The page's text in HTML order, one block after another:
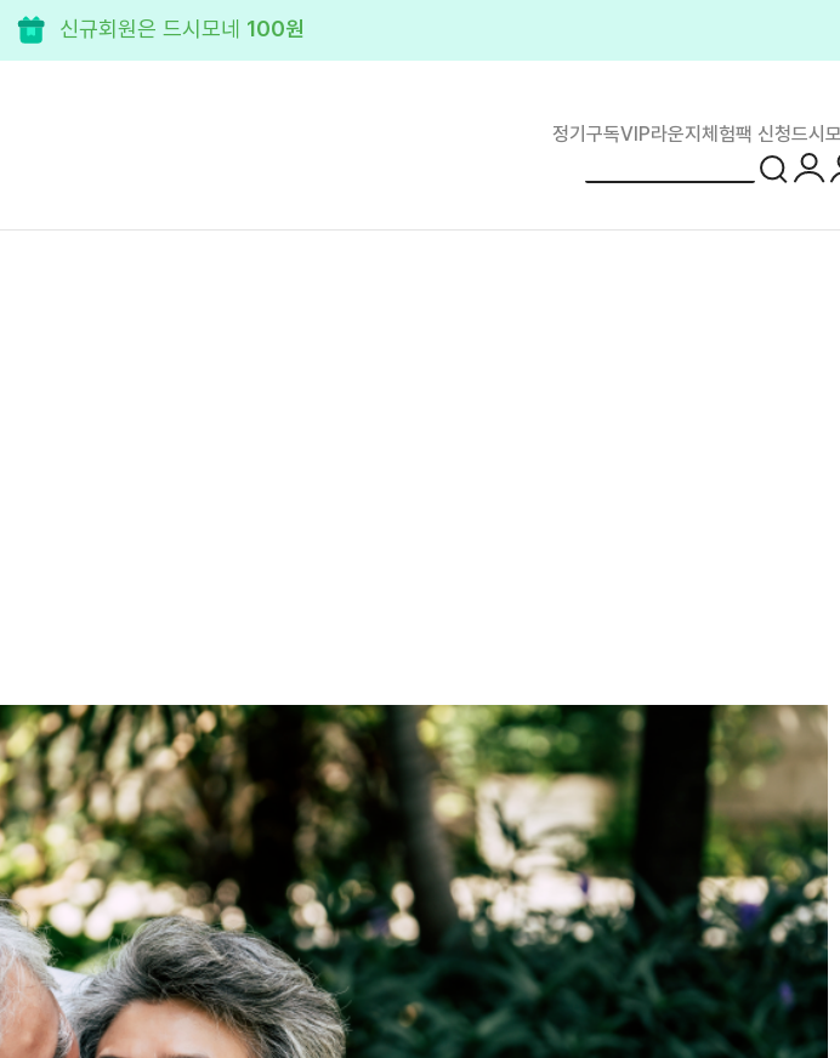
모든 제품 50% 혜택!구독 플러스
정기구독VIP라운지 체험팩 신청드시
로그